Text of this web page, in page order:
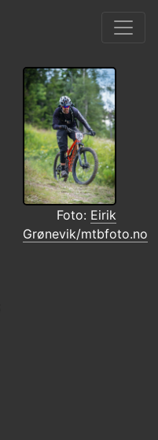
Foto: Eirik
Grønevik/mtbfoto.no